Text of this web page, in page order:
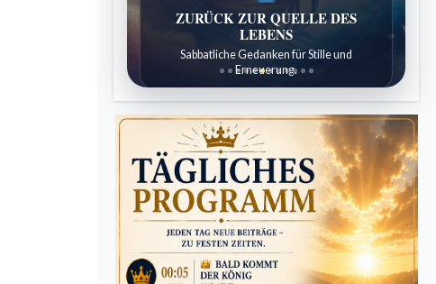
ZURÜCK ZUR QUELLE DES
LEBENS
Sabbatliche Gedanken für Stille und
Erneuerung.